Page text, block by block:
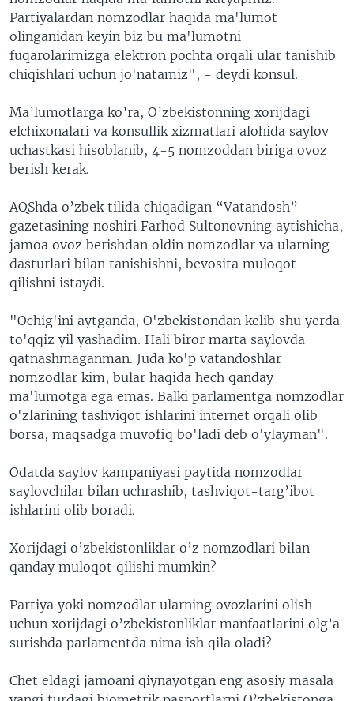
Partiyalardan nomzodlar haqida ma'lumot
olinganidan keyin biz bu ma'lumotni
fuqarolarimizga elektron pochta orqali ular tanishib
chiqishlari uchun jo'natamiz", - deydi konsul.
Ma’lumotlarga ko’ra, O’zbekistonning xorijdagi
elchixonalari va konsullik xizmatlari alohida saylov
uchastkasi hisoblanib, 4-5 nomzoddan biriga ovoz
berish kerak.
AQShda o’zbek tilida chiqadigan “Vatandosh”
gazetasining noshiri Farhod Sultonovning aytishicha,
jamoa ovoz berishdan oldin nomzodlar va ularning
dasturlari bilan tanishishni, bevosita muloqot
qilishni istaydi.
"Ochig'ini aytganda, O'zbekistondan kelib shu yerda
to'qqiz yil yashadim. Hali biror marta saylovda
qatnashmaganman. Juda ko'p vatandoshlar
nomzodlar kim, bular haqida hech qanday
ma'lumotga ega emas. Balki parlamentga nomzodlar
o'zlarining tashviqot ishlarini internet orqali olib
borsa, maqsadga muvofiq bo'ladi deb o'ylayman".
Odatda saylov kampaniyasi paytida nomzodlar
saylovchilar bilan uchrashib, tashviqot-targ’ibot
ishlarini olib boradi.
Xorijdagi o’zbekistonliklar o’z nomzodlari bilan
qanday muloqot qilishi mumkin?
Partiya yoki nomzodlar ularning ovozlarini olish
uchun xorijdagi o’zbekistonliklar manfaatlarini olg’a
surishda parlamentda nima ish qila oladi?
Chet eldagi jamoani qiynayotgan eng asosiy masala